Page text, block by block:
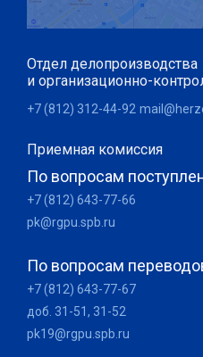
Отдел делопроизводства
и организационно-
+7 (812) 312-44-92
Приемная комиссия
По вопросам
+7 (812) 643-77-66
pk@rgpu.spb.ru
По вопросам
+7 (812) 643-77-67
доб. 31-51, 31-52
pk19@rgpu.spb.ru